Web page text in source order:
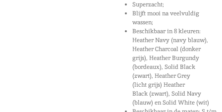
Superzacht;
Blijft mooi na veelvuldig
wassen;
Beschikbaar in 8 kleuren:
Heather Navy (navy blauw),
Heather Charcoal (donker
grijs), Heather Burgundy
(bordeaux), Solid Black
(zwart), Heather Grey
(licht grijs) Heather
Black (zwart), Solid Navy
(blauw) en Solid White (wit)